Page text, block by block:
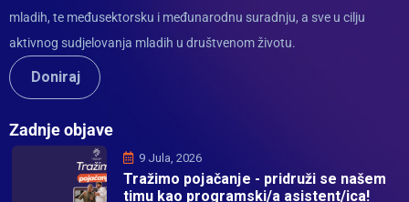
mladih, te međusektorsku i međunarodnu suradnju, a sve u cilju
aktivnog sudjelovanja mladih u društvenom životu.
Doniraj
Zadnje objave
9 Jula, 2026
Tražimo pojačanje - pridruži se našem
timu kao programski/a asistent/ica!